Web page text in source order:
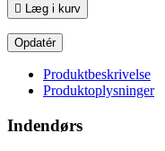
 Læg i kurv
Produktbeskrivelse
Produktoplysninger
Indendørs